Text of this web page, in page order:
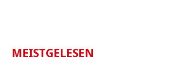
MEISTGELESEN